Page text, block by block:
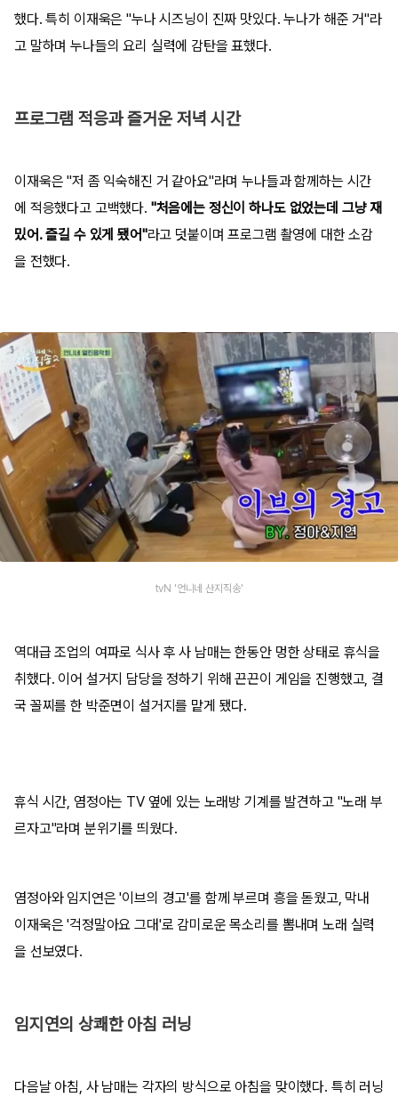
했다. 특히 이재욱은 "누나 시즈닝이 진짜 맛있다. 누나가 해준 거"라
고 말하며 누나들의 요리 실력에 감탄을 표했다.
프로그램 적응과 즐거운 저녁 시간
이재욱은 "저 좀 익숙해진 거 같아요"라며 누나들과 함께하는 시간
에 적응했다고 고백했다. "처음에는 정신이 하나도 없었는데 그냥 재
밌어. 즐길 수 있게 됐어"라고 덧붙이며 프로그램 촬영에 대한 소감
을 전했다.
tvN '언니네 산지직송'
역대급 조업의 여파로 식사 후 사 남매는 한동안 멍한 상태로 휴식을
취했다. 이어 설거지 담당을 정하기 위해 끈끈이 게임을 진행했고, 결
국 꼴찌를 한 박준면이 설거지를 맡게 됐다.
휴식 시간, 염정아는 TV 옆에 있는 노래방 기계를 발견하고 "노래 부
르자고"라며 분위기를 띄웠다.
염정아와 임지연은 '이브의 경고'를 함께 부르며 흥을 돋웠고, 막내
이재욱은 '걱정말아요 그대'로 감미로운 목소리를 뽐내며 노래 실력
을 선보였다.
임지연의 상쾌한 아침 러닝
다음날 아침, 사 남매는 각자의 방식으로 아침을 맞이했다. 특히 러닝